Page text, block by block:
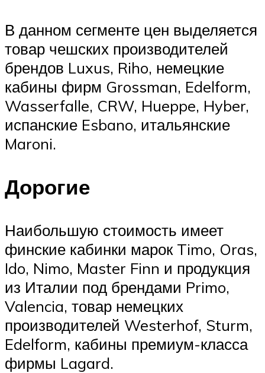
В данном сегменте цен выделяется
товар чешских производителей
брендов Luxus, Riho, немецкие
кабины фирм Grossman, Edelform,
Wasserfalle, CRW, Hueppe, Hyber,
испанские Esbano, итальянские
Maroni.
Дорогие
Наибольшую стоимость имеет
финские кабинки марок Timo, Oras,
Ido, Nimo, Master Finn и продукция
из Италии под брендами Primo,
Valencia, товар немецких
производителей Westerhof, Sturm,
Edelform, кабины премиум-класса
фирмы Lagard.